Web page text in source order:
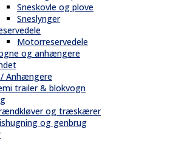
Sneskovle og plove
Sneslynger
Motorreservedele
og anhængere
Anhængere
trailer & blokvogn
og træskærer
og genbrug